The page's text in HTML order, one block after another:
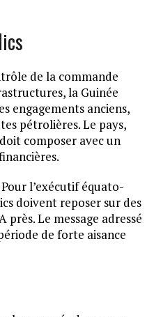
de la commande
la Guinée
engagements anciens,
pétrolières. Le pays,
composer avec un
l’exécutif équato-
doivent reposer sur des
Le message adressé
de forte aisance